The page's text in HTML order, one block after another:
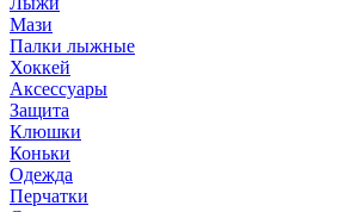
Мази
Палки лыжные
Хоккей
Аксессуары
Защита
Клюшки
Коньки
Одежда
Перчатки